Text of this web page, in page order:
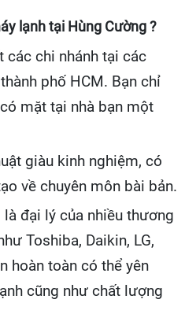
lạnh tại Hùng Cường ?
các chi nhánh tại các
phố HCM. Bạn chỉ
mặt tại nhà bạn một
giàu kinh nghiệm, có
về chuyên môn bài bản.
đại lý của nhiều thương
Toshiba, Daikin, LG,
hoàn toàn có thể yên
cũng như chất lượng